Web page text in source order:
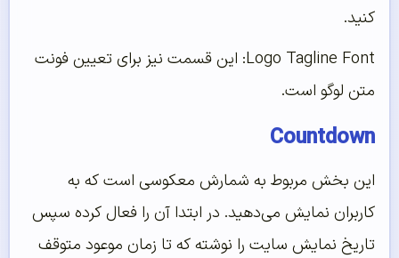
کنید.
Logo Tagline Font: این قسمت نیز برای تعیین فونت
متن لوگو است.
Countdown
این بخش مربوط به شمارش معکوسی است که به
کاربران نمایش می‌دهید. در ابتدا آن را فعال کرده سپس
تاریخ نمایش سایت را نوشته که تا زمان موعود متوقف